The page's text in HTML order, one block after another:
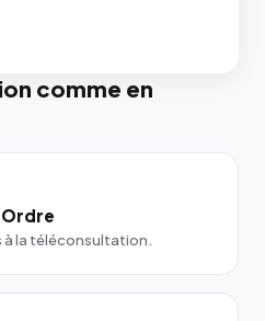
comme en
la téléconsultation.